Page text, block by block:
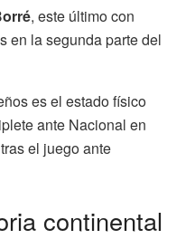
, este último con
en la segunda parte del
es el estado físico
ante Nacional en
el juego ante
continental